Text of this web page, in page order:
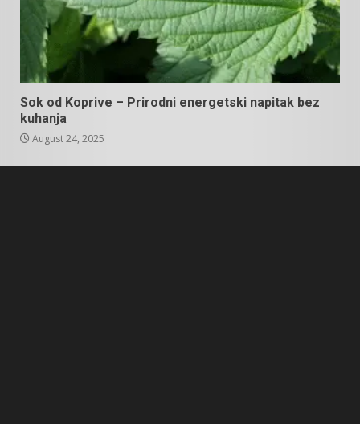
Sok od Koprive – Prirodni energetski napitak bez
kuhanja
August 24, 2025